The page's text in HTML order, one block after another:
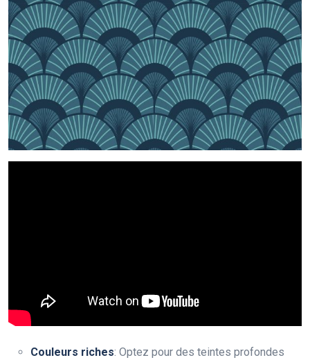
Couleurs riches: Optez pour des teintes profondes